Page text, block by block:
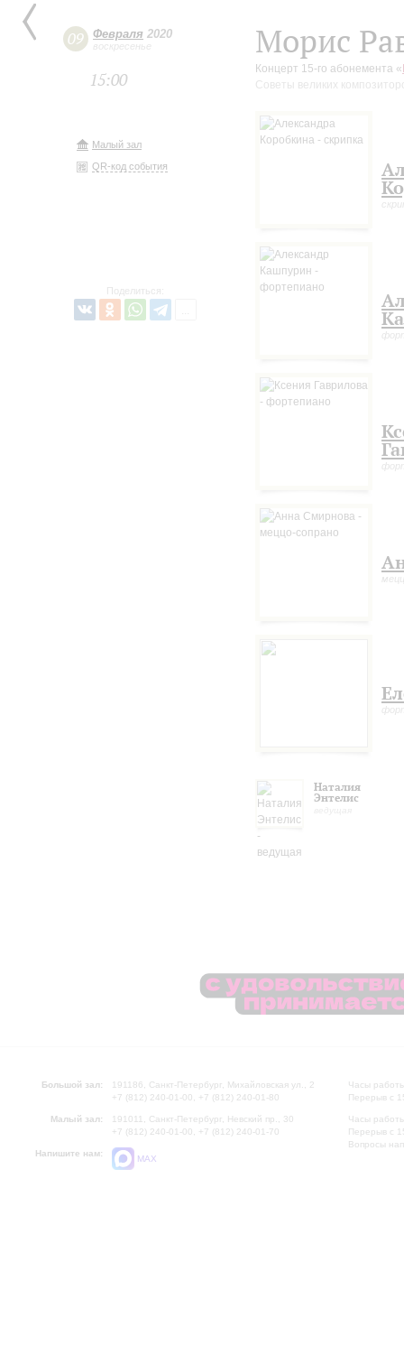
09 Февраля 2020
воскресенье
15:00
Малый зал
QR-код события
Поделиться:
Морис
Концерт 15-го абонемента «
Советы великих
Наталия
Энтелис
Большой зал:
191186, Санкт-Петербург, Михайловская ул., 2
+7 (812) 240-01-00, +7 (812) 240-01-80
Малый зал:
191011, Санкт-Петербург, Невский пр., 30
+7 (812) 240-01-00, +7 (812) 240-01-70
Напишите нам:
MAX
Часы
Перерыв с
Часы
Перерыв с
Вопросы